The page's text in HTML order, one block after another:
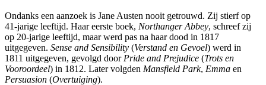
Ondanks een aanzoek is Jane Austen nooit getrouwd. Zij stierf op
41-jarige leeftijd. Haar eerste boek, Northanger Abbey, schreef zij
op 20-jarige leeftijd, maar werd pas na haar dood in 1817
uitgegeven. Sense and Sensibility (Verstand en Gevoel) werd in
1811 uitgegeven, gevolgd door Pride and Prejudice (Trots en
Vooroordeel) in 1812. Later volgden Mansfield Park, Emma en
Persuasion (Overtuiging).